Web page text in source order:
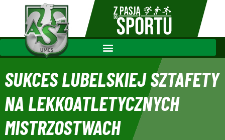
SUKCES LUBELSKIEJ SZTAFETY
NA LEKKOATLETYCZNYCH
MISTRZOSTWACH